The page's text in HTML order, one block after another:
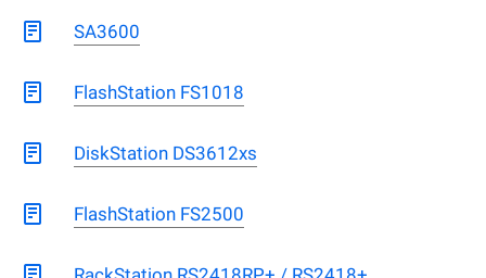
SA3600
FlashStation FS1018
DiskStation DS3612xs
FlashStation FS2500